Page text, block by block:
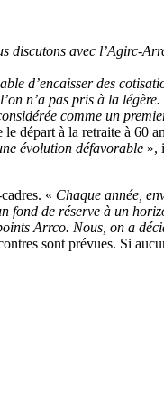
discutons avec l’Agirc-
d’encaisser des
n’a pas pris à la
comme un
départ à la retraite à 60
évolution défavorable »,
« Chaque année,
fond de réserve à un
Arrco. Nous, on a
sont prévues. Si